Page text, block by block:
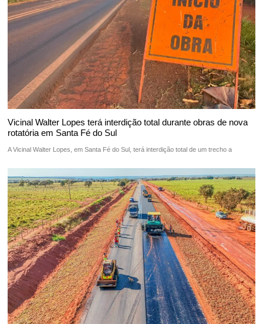
Vicinal Walter Lopes terá interdição total durante obras de nova
rotatória em Santa Fé do Sul
A Vicinal Walter Lopes, em Santa Fé do Sul, terá interdição total de um trecho a